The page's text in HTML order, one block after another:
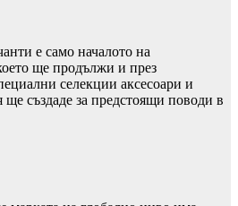
е само началото на
ще продължи и през
селекции аксесоари и
създаде за предстоящи поводи в